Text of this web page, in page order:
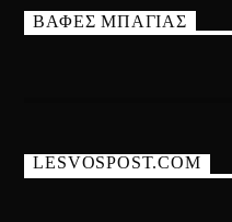
ΒΑΦΕΣ ΜΠΑΓΙΑΣ
LESVOSPOST.COM